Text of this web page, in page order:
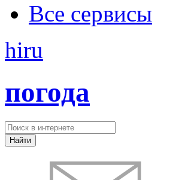
Все сервисы
hiru
погода
Найти